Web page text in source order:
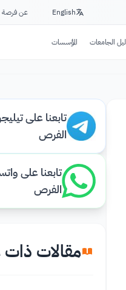
English عن فرصة
الجامعات المؤسسات
تابعنا على
الفرص
تابعنا على
الفرص
مقالات ذات